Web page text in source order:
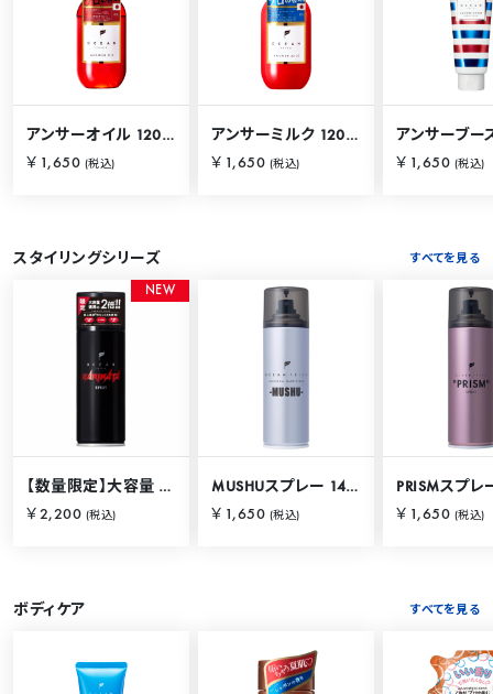
アンサーオイル 120mL
￥1,650 (税込)
アンサーミルク 120mL
￥1,650 (税込) ￥1,650 (税込)
スタイリングシリーズ すべてを見る
N EW
【数量限定】大容量 バリカタスプレー 280g
￥2,200 (税込)
MUSHUスプレー 140g
￥1,650 (税込)
PRISMスプレ
￥1,650 (税込)
ボディケア すべてを見る